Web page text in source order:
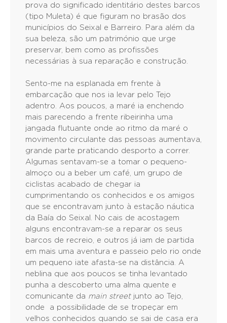
prova do significado identitário destes barcos
(tipo Muleta) é que figuram no brasão dos
municípios do Seixal e Barreiro. Para além da
sua beleza, são um património que urge
preservar, bem como as profissões
necessárias à sua reparação e construção.
Sento-me na esplanada em frente à
embarcação que nos ia levar pelo Tejo
adentro. Aos poucos, a maré ia enchendo
mais parecendo a frente ribeirinha uma
jangada flutuante onde ao ritmo da maré o
movimento circulante das pessoas aumentava,
grande parte praticando desporto a correr.
Algumas sentavam-se a tomar o pequeno-
almoço ou a beber um café, um grupo de
ciclistas acabado de chegar ia
cumprimentando os conhecidos e os amigos
que se encontravam junto à estação náutica
da Baía do Seixal. No cais de acostagem
alguns encontravam-se a reparar os seus
barcos de recreio, e outros já iam de partida
em mais uma aventura e passeio pelo rio onde
um pequeno iate afasta-se na distância. A
neblina que aos poucos se tinha levantado
punha a descoberto uma alma quente e
comunicante da main streetjunto ao Tejo,
onde a possibilidade de se tropeçar em
velhos conhecidos quando se sai de casa era